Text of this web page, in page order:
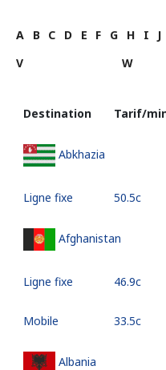
A B C D E F G H I J
V
W
Destination Tarif/
Abkhazia
Ligne fixe ⁦50.5c⁩
Afghanistan
Ligne fixe ⁦46.9c⁩
Mobile ⁦33.5c⁩
Albania